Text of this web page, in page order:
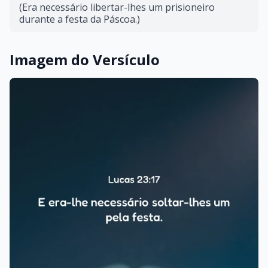
(Era necessário libertar-lhes um prisioneiro
durante a festa da Páscoa.)
Imagem do Versículo